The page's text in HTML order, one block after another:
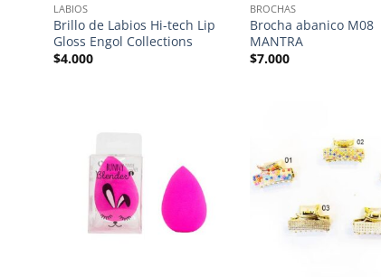
LABIOS
Brillo de Labios Hi-tech Lip
Gloss Engol Collections
$4.000
BROCHAS
Brocha abanico M08
MANTRA
$7.000